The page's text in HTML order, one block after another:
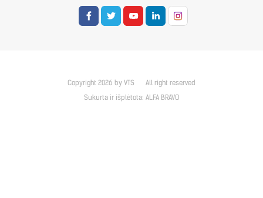
Copyright 2026 by VTS
All right reserved
Sukurta ir išplėtota: ALFA BRAVO